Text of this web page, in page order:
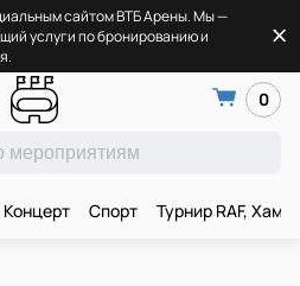
сайтом ВТБ Арены. Мы —
услуги по бронированию и
0
Концерт Спорт Турнир RAF,